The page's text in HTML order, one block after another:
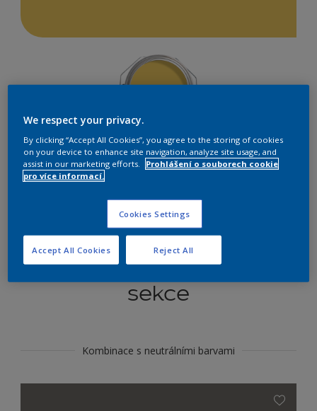
Najít výrobek v tomto odstínu
Koordinovat barevné
sekce
Kombinace s neutrálními barvami
We respect your privacy.
By clicking “Accept All Cookies”, you agree to the storing of cookies
on your device to enhance site navigation, analyze site usage, and
assist in our marketing efforts.
Prohlášení o souborech cookie
pro více informací.
Cookies Settings
Reject All
Accept All Cookies